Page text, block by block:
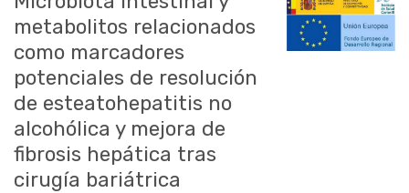
metabolitos relacionados
como marcadores
potenciales de resolución
de esteatohepatitis no
alcohólica y mejora de
fibrosis hepática tras
cirugía bariátrica